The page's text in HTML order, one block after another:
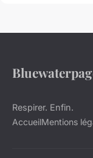
Respirer. Enfin.
AccueilMentions